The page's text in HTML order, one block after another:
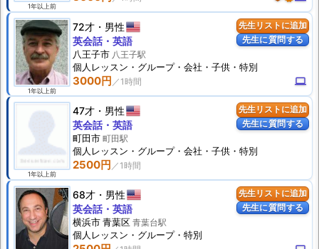
1年以上前
先生リストに追加
先生に質問する
1年以上前
72才 男性
3000円 computer
英会話・英語
八王子市 八王子駅
個人 レッスン ・グループ・会社・子供・特別
先生リストに追加
先生に質問する
1年以上前
47才 男性
2500円
英会話・英語
町田市 町田駅
個人 レッスン ・グループ・会社・子供・特別
先生リストに追加
先生に質問する
68才 男性
英会話・英語
横浜市 青葉区 青葉台駅
個人 レッスン ・グループ・特別